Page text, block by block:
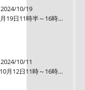
2024/10/19
10月19日11時半～16時00【オープンルーム】伏見区醍醐大構町新築戸建
2024/10/11
10月12日11時～16時【オープンルーム】伏見区醍醐大構町 新築戸建て